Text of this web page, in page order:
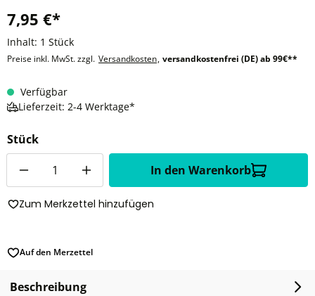
7,95 €*
Inhalt: 1 Stück
Preise inkl. MwSt. zzgl. Versandkosten, versandkostenfrei (DE) ab 99€**
Verfügbar
Lieferzeit: 2-4 Werktage*
Stück
In den Warenkorb
Zum Merkzettel hinzufügen
Auf den Merzettel
Beschreibung